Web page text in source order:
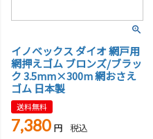
イノベックス ダイオ 網戸用
網押えゴム ブロンズ/ブラッ
ク 3.5mm×300m 網おさえ
ゴム 日本製
送料無料
7,380 税込